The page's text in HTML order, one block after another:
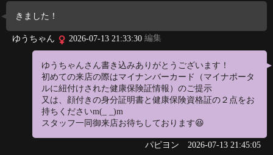
きました！
ゆうちゃん 2026-07-13 21:33:30 編集
ゆうちゃんさん書き込みありがとうございます！
初めての来店の際はマイナンバーカード（マイナポータ
ルに紐付けされた健康保険証情報）のご提示
又は、顔付きの身分証明書と健康保険資格証の２点をお
持ちくださいm(_ _)m
スタッフ一同御来店お待ちしております😆
パピヨン 2026-07-13 21:45:05